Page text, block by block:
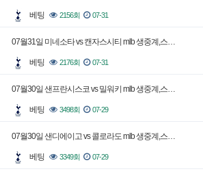
베팅 2156회 07-31
07월31일 미네소타 vs 캔자스시티 mlb 생중계,스…
베팅 2176회 07-31
07월30일 샌프란시스코 vs 밀워키 mlb 생중계,스…
베팅 3498회 07-29
07월30일 샌디에이고 vs 콜로라도 mlb 생중계,스…
베팅 3349회 07-29